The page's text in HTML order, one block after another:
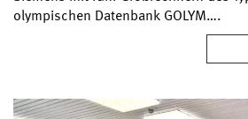
olympischen Datenbank GOLYM….